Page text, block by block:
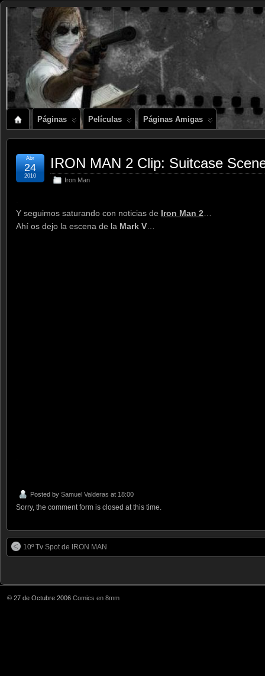
Páginas Películas Páginas Amigas
IRON MAN 2 Clip: Suitcase
Iron Man
Abr
24
2010
Y seguimos saturando con noticias de Iron Man 2
Ahí os dejo la escena de la Mark V
Posted by Samuel Valderas at 18:00
Sorry, the comment form is closed at this time.
10º Tv Spot de IRON MAN
© 27 de Octubre 2006 Comics en 8mm